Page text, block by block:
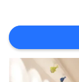
DEMANDEZ
CITATION